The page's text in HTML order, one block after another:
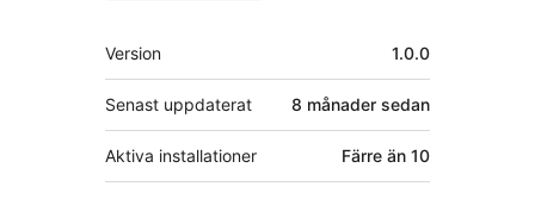
Meta
Version 1.0.0
Senast uppdaterat 8 månader sedan
Aktiva installationer Färre än 10